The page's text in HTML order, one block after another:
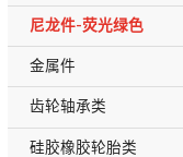
尼龙件-荧光绿色
金属件
齿轮轴承类
硅胶橡胶轮胎类